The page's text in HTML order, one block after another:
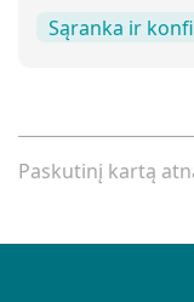
Sąranka ir
Paskutinį kartą